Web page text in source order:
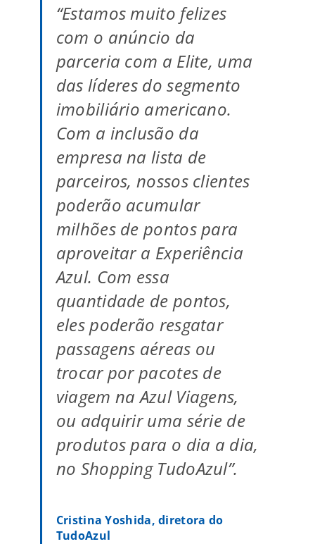
“Estamos muito felizes
com o anúncio da
parceria com a Elite, uma
das líderes do segmento
imobiliário americano.
Com a inclusão da
empresa na lista de
parceiros, nossos clientes
poderão acumular
milhões de pontos para
aproveitar a Experiência
Azul. Com essa
quantidade de pontos,
eles poderão resgatar
passagens aéreas ou
trocar por pacotes de
viagem na Azul Viagens,
ou adquirir uma série de
produtos para o dia a dia,
no Shopping TudoAzul”.
Cristina Yoshida, diretora do
TudoAzul